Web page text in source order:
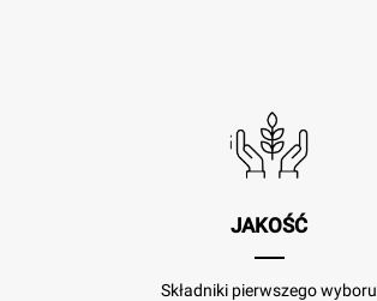
JAKOŚĆ
Składniki pierwszego wyboru